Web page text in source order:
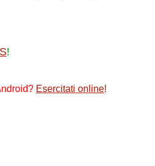
!
Esercitati online!